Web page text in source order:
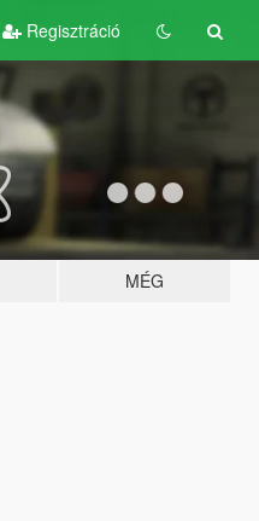
Regisztráció
MÉG